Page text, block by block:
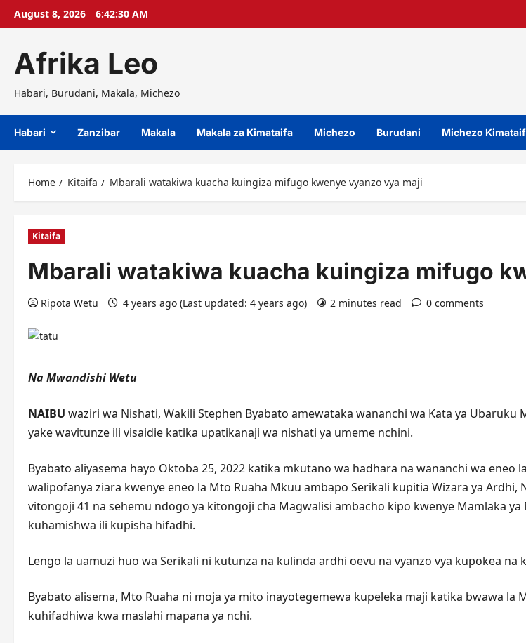
SkipAugust 8, 2026 6:42:31 AM
Afrika Leo
Habari, Burudani, Makala, Michezo
Habari Zanzibar Makala Makala za Kimataifa Michezo Burudani Michezo
Home Kitaifa Mbarali watakiwa kuacha kuingiza mifugo kwenye vyanzo vya maji
Kitaifa
Mbarali watakiwa kuacha kuingiza mifugo
Ripota Wetu 4 years ago (Last updated: 4 years ago) 2 minutes read 0 comments
Na Mwandishi Wetu
NAIBU waziri wa Nishati, Wakili Stephen Byabato amewataka wananchi wa Kata ya
yake wavitunze ili visaidie katika upatikanaji wa nishati ya umeme nchini.
Byabato aliyasema hayo Oktoba 25, 2022 katika mkutano wa hadhara na wananchi wa
walipofanya ziara kwenye eneo la Mto Ruaha Mkuu ambapo Serikali kupitia Wizara ya
vitongoji 41 na sehemu ndogo ya kitongoji cha Magwalisi ambacho kipo kwenye Mamlaka
kuhamishwa ili kupisha hifadhi.
Lengo la uamuzi huo wa Serikali ni kutunza na kulinda ardhi oevu na vyanzo vya kupokea
Byabato alisema, Mto Ruaha ni moja ya mito inayotegemewa kupeleka maji katika bwawa la
kuhifadhiwa kwa maslahi mapana ya nchi.